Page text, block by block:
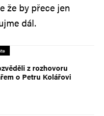
že by přece jen
dál.
z rozhovoru
o Petru Kolářovi